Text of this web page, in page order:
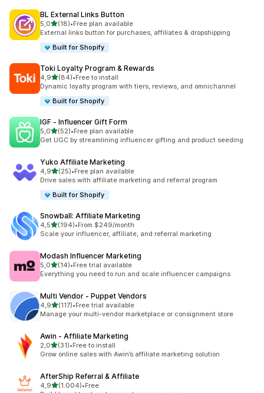
BL External Links Button
5,05 yıldız üzerinden
(18)
toplam 18 değerlendirme
•Free plan available
External links button for purchases, affiliates & dropshipping
Built for Shopify
Toki Loyalty Program & Rewards
4,95 yıldız üzerinden
(84)
toplam 84 değerlendirme
•Free to install
Dynamic loyalty program with tiers, reviews, and omnichannel
Built for Shopify
IGF ‑ Influencer Gift Form
5,05 yıldız üzerinden
(52)
toplam 52 değerlendirme
•Free plan available
Get UGC by streamlining influencer gifting and product seeding
Yuko Affiliate Marketing
4,95 yıldız üzerinden
(25)
toplam 25 değerlendirme
•Free plan available
Drive sales with affiliate marketing and referral program
Built for Shopify
Snowball: Affiliate Marketing
4,55 yıldız üzerinden
(194)
toplam 194 değerlendirme
•From $249/month
Scale your influencer, affiliate, and referral marketing
Modash Influencer Marketing
5,05 yıldız üzerinden
(14)
toplam 14 değerlendirme
•Free trial available
Everything you need to run and scale influencer campaigns
Multi Vendor ‑ Puppet Vendors
4,95 yıldız üzerinden
(117)
toplam 117 değerlendirme
•Free trial available
Manage your multi-vendor marketplace or consignment store
Awin ‑ Affiliate Marketing
2,05 yıldız üzerinden
(31)
toplam 31 değerlendirme
•Free to install
Grow online sales with Awin’s affiliate marketing solution
AfterShip Referral & Affiliate
4,95 yıldız üzerinden
(1.004)
toplam 1004 değerlendirme
•Free